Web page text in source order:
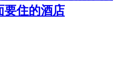
要住的酒店